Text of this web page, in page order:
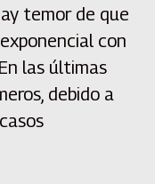
temor de que
con
las últimas
debido a